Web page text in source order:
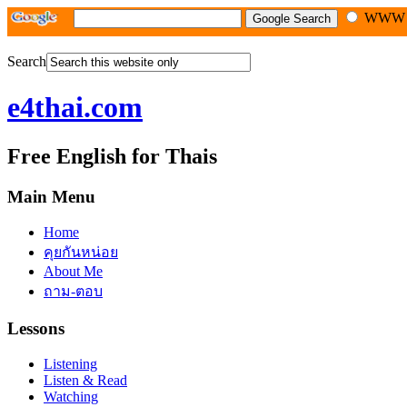
WWW
Search
e4thai.com
Free English for Thais
Main Menu
Home
คุยกันหน่อย
About Me
ถาม-ตอบ
Lessons
Listening
Listen & Read
Watching